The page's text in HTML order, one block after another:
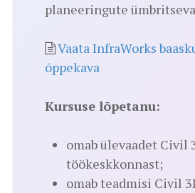
planeeringute
Vaata InfraWorks
õppekava
Kursuse lõpetanu:
omab ülevaadet Civil
töökeskkonnast;
omab teadmisi Civil